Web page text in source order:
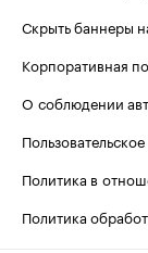
Скрыть баннеры
Корпоративная
О соблюдении
Политика в
Политика